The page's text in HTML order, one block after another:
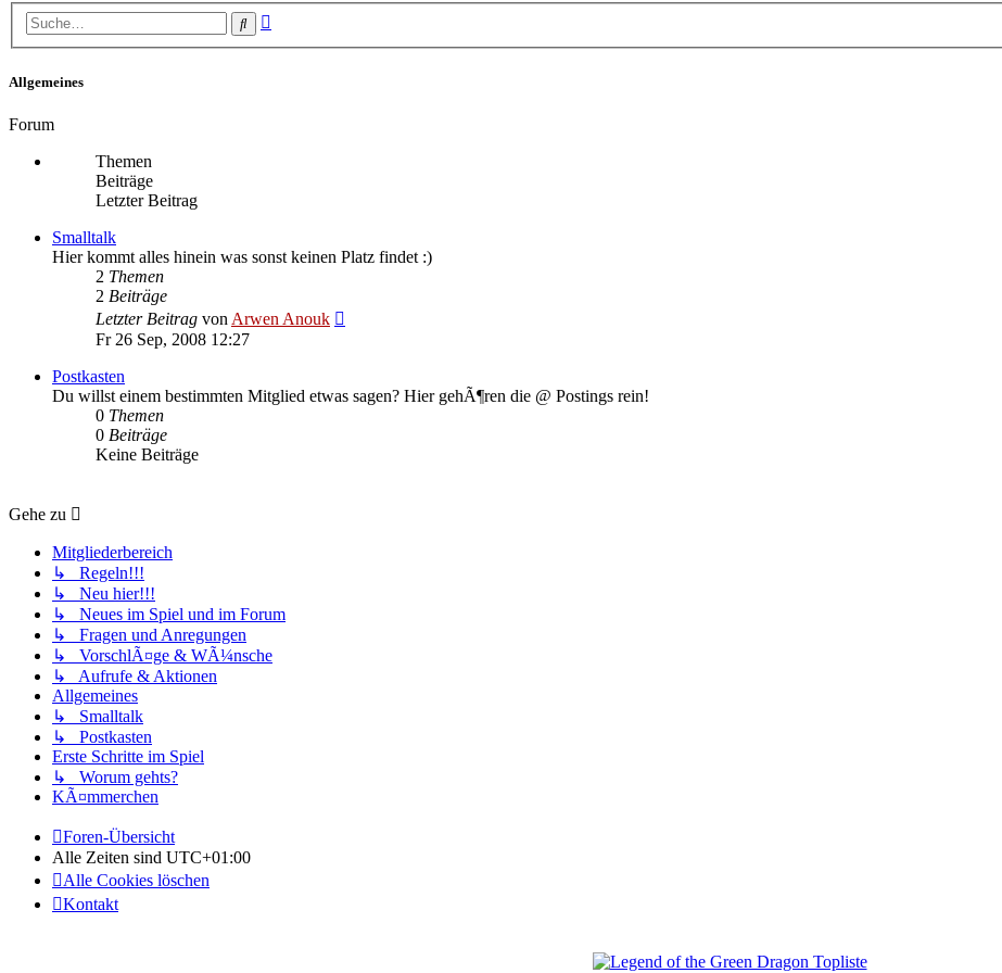
Suche
Allgemeines
Forum
Themen
Beiträge
Letzter Beitrag
Smalltalk
Hier kommt alles hinein was sonst keinen Platz findet :)
2 Themen
2 Beiträge
Letzter Beitrag von Arwen Anouk
Fr 26 Sep, 2008 12:27
Postkasten
Du willst einem bestimmten Mitglied etwas sagen? Hier gehÃ¶ren die @ Postings rein!
0 Themen
0 Beiträge
Keine Beiträge
Gehe zu
Mitgliederbereich
↳ Regeln!!!
↳ Neu hier!!!
↳ Neues im Spiel und im Forum
↳ Fragen und Anregungen
↳ VorschlÃ¤ge & WÃ¼nsche
↳ Aufrufe & Aktionen
Allgemeines
↳ Smalltalk
↳ Postkasten
Erste Schritte im Spiel
↳ Worum gehts?
KÃ¤mmerchen
Foren-Übersicht
Alle Zeiten sind UTC+01:00
Alle Cookies löschen
Kontakt